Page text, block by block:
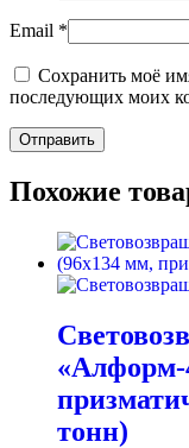
Email *
Сохранить моё
последующих моих
Похожие
«Алформ-
тонн)